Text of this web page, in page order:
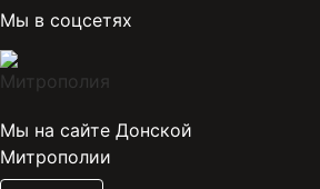
Мы в соцсетях
Мы на сайте Донской
Митрополии